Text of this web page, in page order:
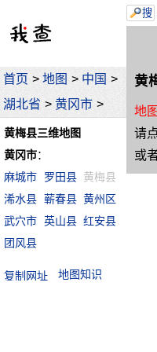
首页 > 地图 > 中国 >
湖北省 > 黄冈市 >
黄梅县三维地图
黄冈市：
麻城市
罗田县 黄梅县
浠水县 蕲春县 黄州区
武穴市 英山县 红安县
团风县
地图知识
搜
黄
地
请
或